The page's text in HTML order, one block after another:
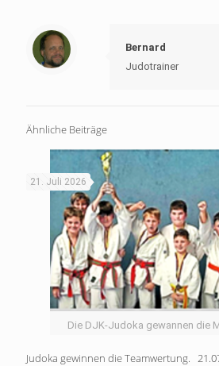
Bernard
Judotrainer
Ähnliche Beiträge
Die DJK-Judoka gewannen die
21. Juli 2026
Judoka gewinnen die Teamwertung.